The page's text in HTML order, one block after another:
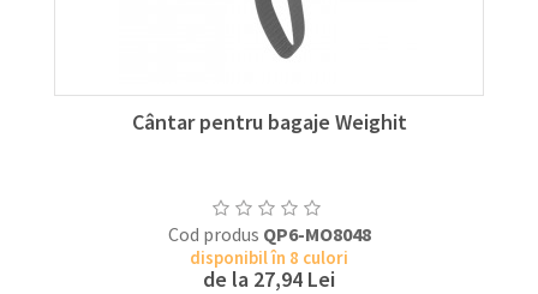
Cântar pentru bagaje Weighit
Cod produs QP6-MO8048
disponibil în 8 culori
de la 27,94 Lei